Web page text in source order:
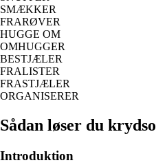
SMÆKKER
FRARØVER
HUGGE OM
OMHUGGER
BESTJÆLER
FRALISTER
FRASTJÆLER
ORGANISERER
Sådan løser du
Introduktion